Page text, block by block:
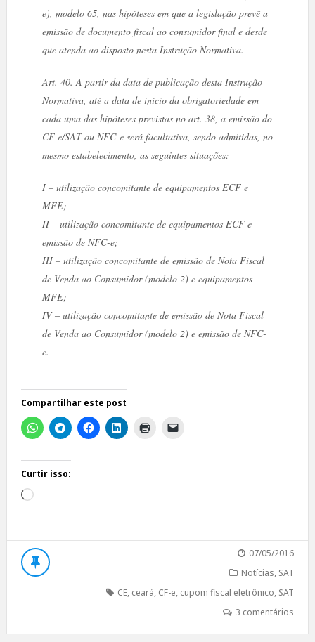
e), modelo 65, nas hipóteses em que a legislação prevê a
emissão de documento fiscal ao consumidor final e desde
que atenda ao disposto nesta Instrução Normativa.
Art. 40. A partir da data de publicação desta Instrução
Normativa, até a data de início da obrigatoriedade em
cada uma das hipóteses previstas no art. 38, a emissão do
CF-e/SAT ou NFC-e será facultativa, sendo admitidas, no
mesmo estabelecimento, as seguintes situações:
I – utilização concomitante de equipamentos ECF e
MFE;
II – utilização concomitante de equipamentos ECF e
emissão de NFC-e;
III – utilização concomitante de emissão de Nota Fiscal
de Venda ao Consumidor (modelo 2) e equipamentos
MFE;
IV – utilização concomitante de emissão de Nota Fiscal
de Venda ao Consumidor (modelo 2) e emissão de NFC-
e.
Compartilhar este post
Curtir isso:
Carregando...
07/05/2016
Notícias, SAT
CE, ceará, CF-e, cupom fiscal eletrônico, SAT
3 comentários